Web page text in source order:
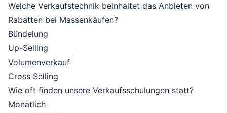
Welche Verkaufstechnik beinhaltet das Anbieten von
Rabatten bei Massenkäufen?
Bündelung
Up-Selling
Volumenverkauf
Cross Selling
Wie oft finden unsere Verkaufsschulungen statt?
Monatlich